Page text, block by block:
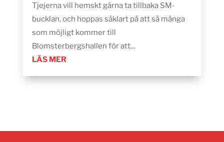
Tjejerna vill hemskt gärna ta tillbaka SM-
bucklan, och hoppas såklart på att så många
som möjligt kommer till
Blomsterbergshallen för att...
LÄS MER